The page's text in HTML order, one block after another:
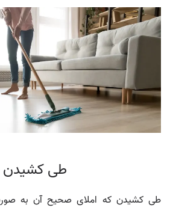
طی کشیدن
طی کشیدن که املای صحیح آن به